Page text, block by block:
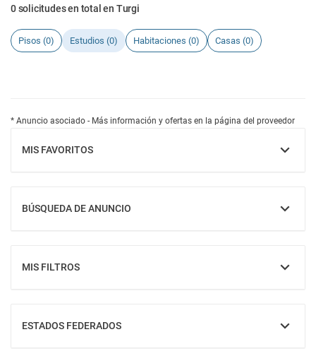
0 solicitudes en total en Turgi
Pisos (0) Estudios (0) Habitaciones (0) Casas (0)
* Anuncio asociado - Más información y ofertas en la página del proveedor
MIS FAVORITOS
MOSTRAR
BÚSQUEDA DE ANUNCIO
MOSTRAR
MIS FILTROS
MOSTRAR
ESTADOS FEDERADOS
MOSTRAR